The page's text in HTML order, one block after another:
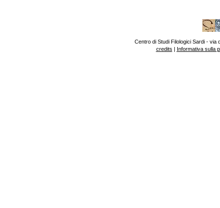
Centro di Studi Filologici Sardi - via
credits | Informativa sulla